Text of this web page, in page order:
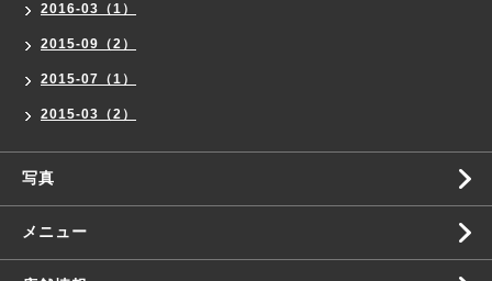
2016-03（1）
2015-09（2）
2015-07（1）
2015-03（2）
写真
メニュー